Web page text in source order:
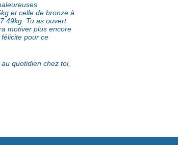
et celle de bronze à
49kg. Tu as ouvert
motiver plus encore
pour ce
quotidien chez toi,